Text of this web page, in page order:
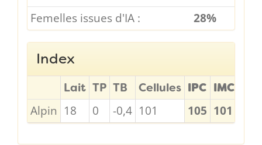
Femelles issues d'IA :
28%
Index
Lait TP TB Cellules IPC IMC
Alpin 18 0 -0,4 101 105 101